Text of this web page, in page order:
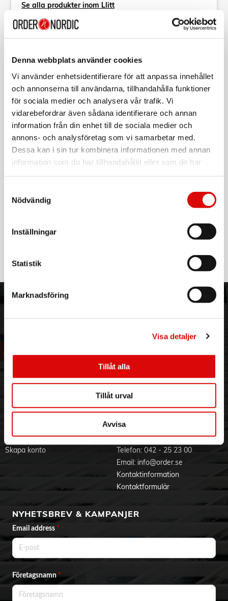
Denna webbplats använder cookies
Vi använder enhetsidentifierare för att anpassa innehållet
och annonserna till användarna, tillhandahålla funktioner
för sociala medier och analysera vår trafik. Vi
vidarebefordrar även sådana identifierare och annan
information från din enhet till de sociala medier och
annons- och analysföretag som vi samarbetar med.
Dessa kan i sin tur kombinera informationen med annan
information som du har tillhandahållit eller som de har
Nödvändig
Inställningar
Statistik
Marknadsföring
Visa detaljer
Tillåt alla
Tillåt urval
Avvisa
Se alla produkter inom Llitt
Beskrivning
Tillv. art. nr:480099
EAN-kod:
7392971148687
10
dimmer den perfekta dimmern. Gunilla är en 24V
touchdimmer som har en anpassad DC-kontakt för att enkelt
Drift och anslutning
Färg och material
Material: Plast
Mått och installation
Längd (mm): 70
Produktdokument
Läs mer
3PL
Hållbarhet
Jobba hos oss
Varumärken
Allmänna villkor
Vanliga frågor
Ansökan om RMA
Godsefterlysning & Felleverans
Integritetspolicy
Om cookies
BLI KUND
Skapa konto
KONTAKTA OSS
Telefon: 042 - 25 23 00
Email: info@order.se
Kontaktinformation
Kontaktformulär
NYHETSBREV & KAMPANJER
Email address *
Företagsnamn*